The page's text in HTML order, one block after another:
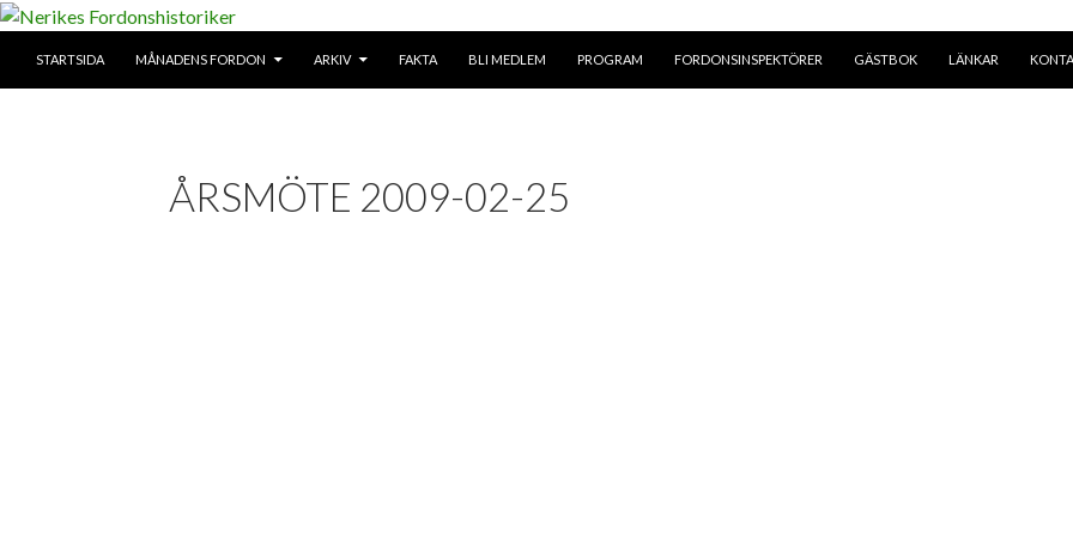
STARTSIDA
MÅNADENS FORDON ARKIV FAKTA BLI MEDLEM PROGRAM FORDONSINSPEKTÖRER GÄSTBOK LÄNKAR
ÅRSMÖTE 2009-02-25